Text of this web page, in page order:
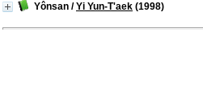
Yônsan /Yi Yun-T'aek (1998)